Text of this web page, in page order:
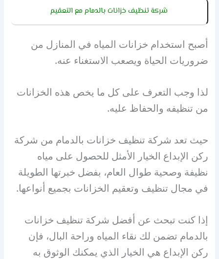
شركة تنظيف خزانات بالدمام مع التعقيم
أصبح استخدام خزانات المياه في المنازل من
ضروريات الحياة ويصعب الاستغناء عنه.
لذا وجب التعرف على كل ما يخص هذه الخزانات
من تنظيفه والحفاظ عليه.
حيث تعد شركة تنظيف خزانات بالدمام من شركة
ركن الإبداع الخيار الأمثل للحصول على مياه
نظيفة وصحية طوال العام، بفضل خبرتها الطويلة
في مجال تنظيف وتعقيم الخزانات بجميع أنواعها.
إذا كنت تبحث عن أفضل شركة تنظيف خزانات
بالدمام تضمن لك نقاء المياه وراحة البال، فإن
ركن الإبداع هي الخيار الذي يمكنك الوثوق به